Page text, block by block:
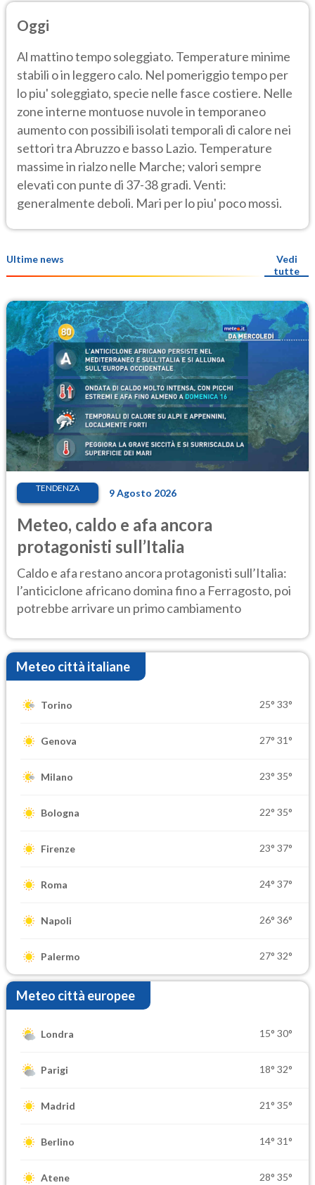
Oggi
Al mattino tempo soleggiato. Temperature minime
stabili o in leggero calo. Nel pomeriggio tempo per
lo piu' soleggiato, specie nelle fasce costiere. Nelle
zone interne montuose nuvole in temporaneo
aumento con possibili isolati temporali di calore nei
settori tra Abruzzo e basso Lazio. Temperature
massime in rialzo nelle Marche; valori sempre
elevati con punte di 37-38 gradi. Venti:
generalmente deboli. Mari per lo piu' poco mossi.
Ultime news
Vedi
tutte
TENDENZA 9 Agosto 2026
Meteo, caldo e afa ancora
protagonisti sull’Italia
Caldo e afa restano ancora protagonisti sull’Italia:
l’anticiclone africano domina fino a Ferragosto, poi
potrebbe arrivare un primo cambiamento
Meteo città italiane
Torino 25° 33°
Genova 27° 31°
Milano 23° 35°
Bologna 22° 35°
Firenze 23° 37°
Roma 24° 37°
Napoli 26° 36°
Palermo 27° 32°
Meteo città europee
Londra 15° 30°
Parigi 18° 32°
Madrid 21° 35°
Berlino 14° 31°
Atene 28° 35°